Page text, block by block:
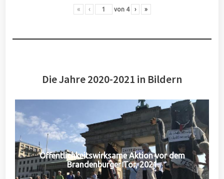
« ‹ von 4 › »
Die Jahre 2020-2021 in Bildern
Öffentlichkeitswirksame Aktion vor dem
Brandenburger Tor, 2021